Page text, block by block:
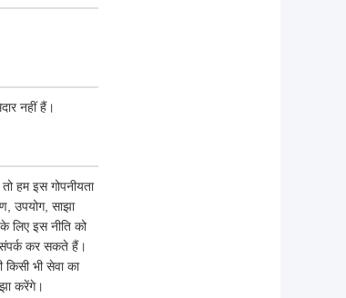
नहीं हैं।
हम इस गोपनीयता
उपयोग, साझा
लिए इस नीति को
संपर्क कर सकते हैं।
भी सेवा का
करेंगे।